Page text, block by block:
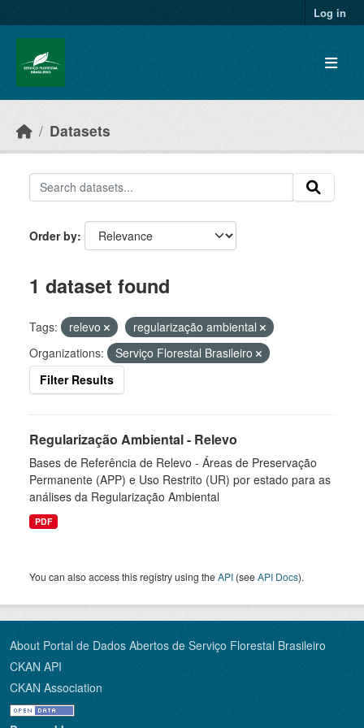
Log in
Datasets
Order by
1 dataset found
Tags: relevo
regularização ambiental
Organizations:
Serviço Florestal Brasileiro
Filter Results
Regularização Ambiental - Relevo
Bases de Referência de Relevo - Áreas de Preservação
Permanente (APP) e Uso Restrito (UR) por estado para as
análises da Regularização Ambiental
PDF
You can also access this registry using theAPI (seeAPI Docs).
About Portal de Dados Abertos de Serviço Florestal Brasileiro
CKAN API
CKAN Association